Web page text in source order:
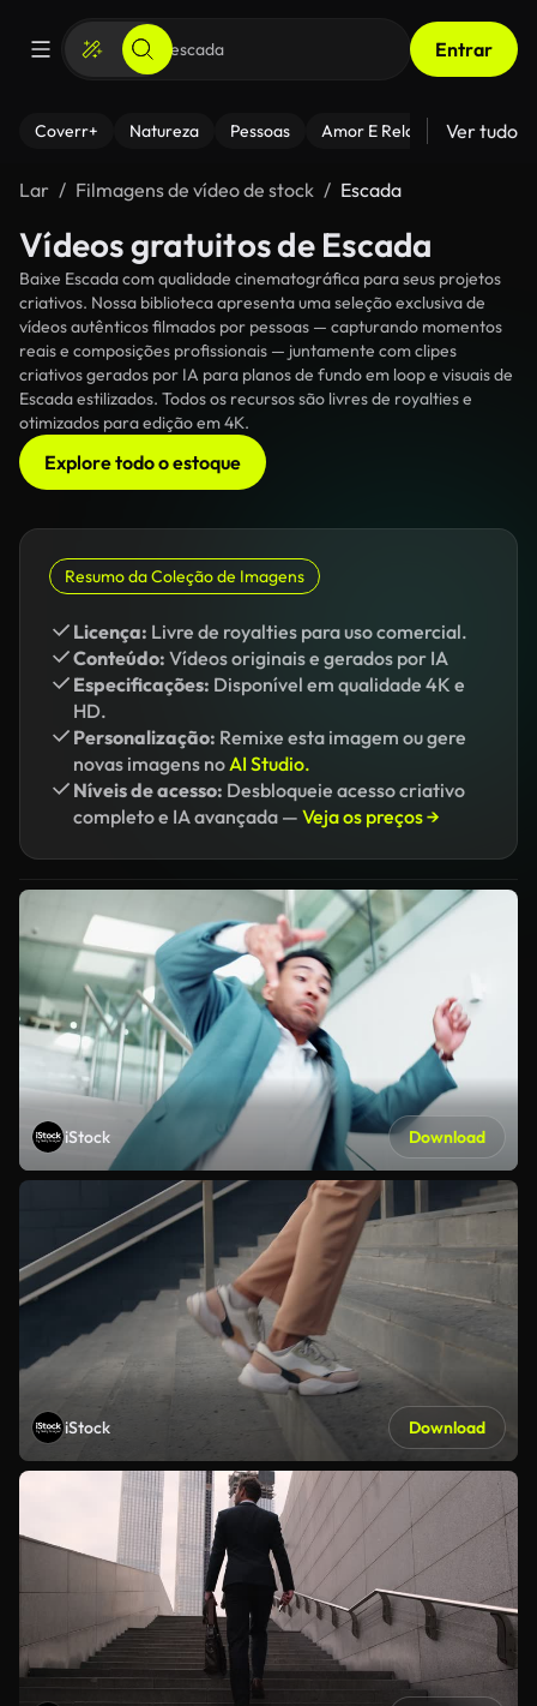
Entrar
Coverr+ Natureza Pessoas Amor E Relacionamentos
Ver tudo
Lar Filmagens de vídeo de stock Escada
Vídeos gratuitos de Escada
Baixe Escada com qualidade cinematográfica para seus projetos
criativos. Nossa biblioteca apresenta uma seleção exclusiva de
vídeos autênticos filmados por pessoas — capturando momentos
reais e composições profissionais — juntamente com clipes
criativos gerados por IA para planos de fundo em loop e visuais de
Escada estilizados. Todos os recursos são livres de royalties e
otimizados para edição em 4K.
Explore todo o estoque
Resumo da Coleção de Imagens
Licença: Livre de royalties para uso comercial.
Conteúdo: Vídeos originais e gerados por IA
Especificações: Disponível em qualidade 4K e
HD.
Personalização: Remixe esta imagem ou gere
novas imagens noAI Studio.
Níveis de acesso: Desbloqueie acesso criativo
completo e IA avançada — Veja os preços →
iStock Download
iStock Download